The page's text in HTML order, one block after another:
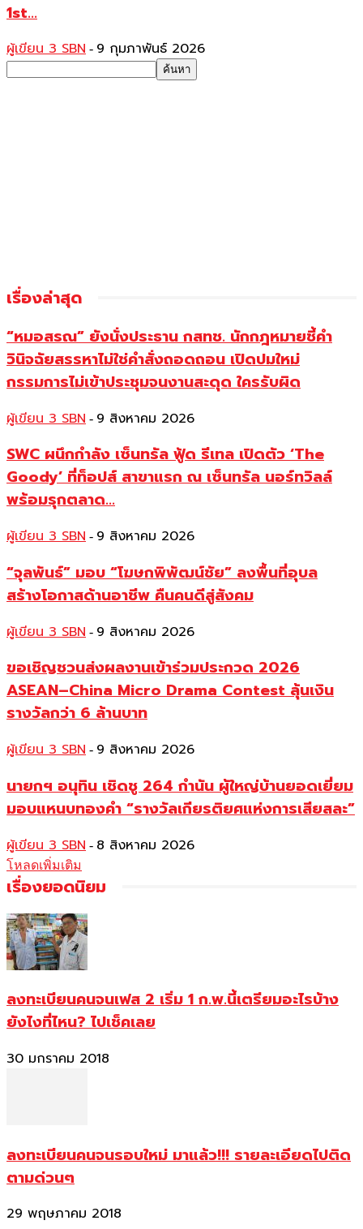
1st...
ผู้เขียน 3 SBN - 9 กุมภาพันธ์ 2026
เรื่องล่าสุด
“หมอสรณ” ยังนั่งประธาน กสทช. นักกฎหมายชี้คำ
วินิจฉัยสรรหาไม่ใช่คำสั่งถอดถอน เปิดปมใหม่
กรรมการไม่เข้าประชุมจนงานสะดุด ใครรับผิด
ผู้เขียน 3 SBN - 9 สิงหาคม 2026
SWC ผนึกกำลัง เซ็นทรัล ฟู้ด รีเทล เปิดตัว ‘The
Goody’ ที่ท็อปส์ สาขาแรก ณ เซ็นทรัล นอร์ทวิลล์
พร้อมรุกตลาด...
ผู้เขียน 3 SBN - 9 สิงหาคม 2026
“จุลพันธ์” มอบ “โฆษกพิพัฒน์ชัย” ลงพื้นที่อุบล
สร้างโอกาสด้านอาชีพ คืนคนดีสู่สังคม
ผู้เขียน 3 SBN - 9 สิงหาคม 2026
ขอเชิญชวนส่งผลงานเข้าร่วมประกวด 2026
ASEAN–China Micro Drama Contest ลุ้นเงิน
รางวัลกว่า 6 ล้านบาท
ผู้เขียน 3 SBN - 9 สิงหาคม 2026
นายกฯ อนุทิน เชิดชู 264 กำนัน ผู้ใหญ่บ้านยอดเยี่ยม
มอบแหนบทองคำ “รางวัลเกียรติยศแห่งการเสียสละ”
ผู้เขียน 3 SBN - 8 สิงหาคม 2026
โหลดเพิ่มเติม
เรื่องยอดนิยม
ลงทะเบียนคนจนเฟส 2 เริ่ม 1 ก.พ.นี้เตรียมอะไรบ้าง
ยังไงที่ไหน? ไปเช็คเลย
30 มกราคม 2018
ลงทะเบียนคนจนรอบใหม่ มาแล้ว!!! รายละเอียดไปติด
ตามด่วนๆ
29 พฤษภาคม 2018